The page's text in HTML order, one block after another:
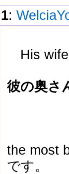
1:
His wife
彼の奥さ
the most
です。